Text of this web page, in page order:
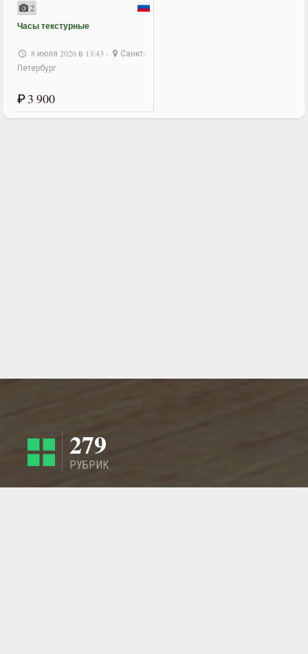
2
Часы текстурные
8 июля 2026 в 13:43 -
Санкт-
Петербург
₽3 900
279
РУБРИК